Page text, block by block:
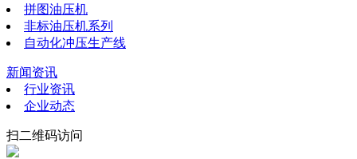
拼图油压机
非标油压机系列
自动化冲压生产线
新闻资讯
行业资讯
企业动态
扫二维码访问